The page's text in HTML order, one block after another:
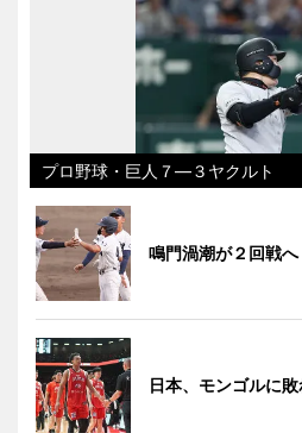
プロ野球・巨人７―３ヤクルト
鳴門渦潮が２回戦
日本、モンゴルに敗